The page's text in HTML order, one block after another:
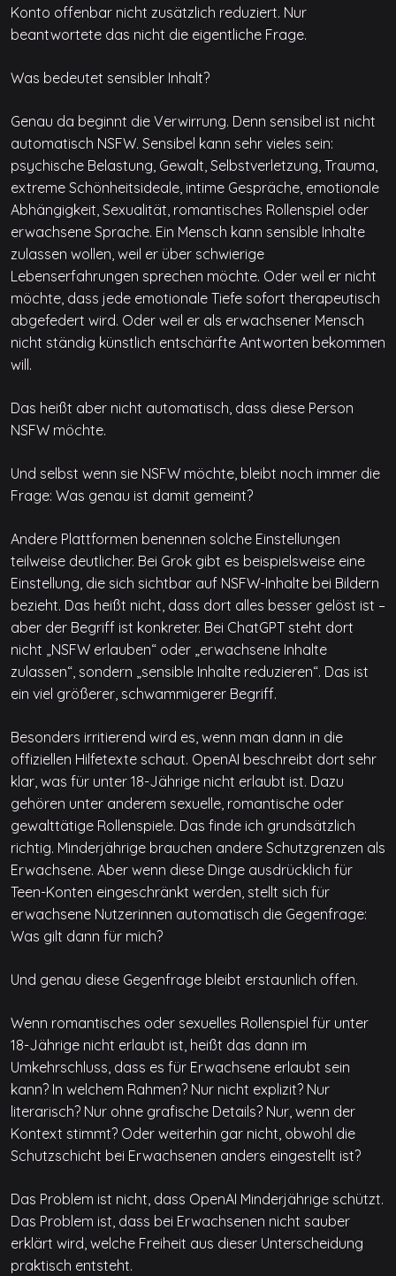
Konto offenbar nicht zusätzlich reduziert. Nur
beantwortete das nicht die eigentliche Frage.
Was bedeutet sensibler Inhalt?
Genau da beginnt die Verwirrung. Denn sensibel ist nicht
automatisch NSFW. Sensibel kann sehr vieles sein:
psychische Belastung, Gewalt, Selbstverletzung, Trauma,
extreme Schönheitsideale, intime Gespräche, emotionale
Abhängigkeit, Sexualität, romantisches Rollenspiel oder
erwachsene Sprache. Ein Mensch kann sensible Inhalte
zulassen wollen, weil er über schwierige
Lebenserfahrungen sprechen möchte. Oder weil er nicht
möchte, dass jede emotionale Tiefe sofort therapeutisch
abgefedert wird. Oder weil er als erwachsener Mensch
nicht ständig künstlich entschärfte Antworten bekommen
will.
Das heißt aber nicht automatisch, dass diese Person
NSFW möchte.
Und selbst wenn sie NSFW möchte, bleibt noch immer die
Frage: Was genau ist damit gemeint?
Andere Plattformen benennen solche Einstellungen
teilweise deutlicher. Bei Grok gibt es beispielsweise eine
Einstellung, die sich sichtbar auf NSFW-Inhalte bei Bildern
bezieht. Das heißt nicht, dass dort alles besser gelöst ist –
aber der Begriff ist konkreter. Bei ChatGPT steht dort
nicht „NSFW erlauben“ oder „erwachsene Inhalte
zulassen“, sondern „sensible Inhalte reduzieren“. Das ist
ein viel größerer, schwammigerer Begriff.
Besonders irritierend wird es, wenn man dann in die
offiziellen Hilfetexte schaut. OpenAI beschreibt dort sehr
klar, was für unter 18-Jährige nicht erlaubt ist. Dazu
gehören unter anderem sexuelle, romantische oder
gewalttätige Rollenspiele. Das finde ich grundsätzlich
richtig. Minderjährige brauchen andere Schutzgrenzen als
Erwachsene. Aber wenn diese Dinge ausdrücklich für
Teen-Konten eingeschränkt werden, stellt sich für
erwachsene Nutzerinnen automatisch die Gegenfrage:
Was gilt dann für mich?
Und genau diese Gegenfrage bleibt erstaunlich offen.
Wenn romantisches oder sexuelles Rollenspiel für unter
18-Jährige nicht erlaubt ist, heißt das dann im
Umkehrschluss, dass es für Erwachsene erlaubt sein
kann? In welchem Rahmen? Nur nicht explizit? Nur
literarisch? Nur ohne grafische Details? Nur, wenn der
Kontext stimmt? Oder weiterhin gar nicht, obwohl die
Schutzschicht bei Erwachsenen anders eingestellt ist?
Das Problem ist nicht, dass OpenAI Minderjährige schützt.
Das Problem ist, dass bei Erwachsenen nicht sauber
erklärt wird, welche Freiheit aus dieser Unterscheidung
praktisch entsteht.